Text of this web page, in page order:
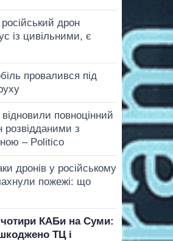
дрон
із цивільними, є
провалився під
повноцінний
розвідданими з
– Politico
дронів у російському
пожежі: що
чотири КАБи на Суми:
ТЦ і